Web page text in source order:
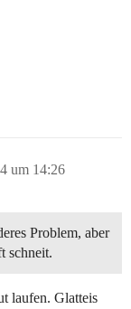
um 14:26
Problem, aber
schneit.
laufen. Glatteis